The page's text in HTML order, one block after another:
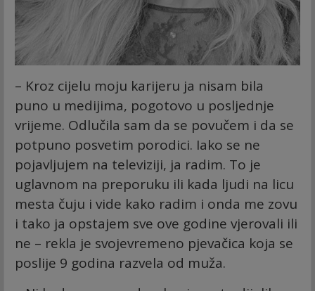
– Kroz cijelu moju karijeru ja nisam bila
puno u medijima, pogotovo u posljednje
vrijeme. Odlučila sam da se povučem i da se
potpuno posvetim porodici. Iako se ne
pojavljujem na televiziji, ja radim. To je
uglavnom na preporuku ili kada ljudi na licu
mesta čuju i vide kako radim i onda me zovu
i tako ja opstajem sve ove godine vjerovali ili
ne – rekla je svojevremeno pjevačica koja se
poslije 9 godina razvela od muža.